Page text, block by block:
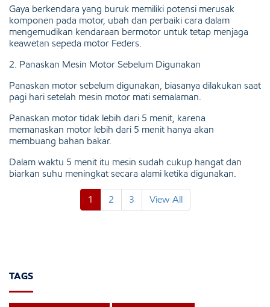
Gaya berkendara yang buruk memiliki potensi merusak
komponen pada motor, ubah dan perbaiki cara dalam
mengemudikan kendaraan bermotor untuk tetap menjaga
keawetan sepeda motor Feders.
2. Panaskan Mesin Motor Sebelum Digunakan
Panaskan motor sebelum digunakan, biasanya dilakukan saat
pagi hari setelah mesin motor mati semalaman.
Panaskan motor tidak lebih dari 5 menit, karena
memanaskan motor lebih dari 5 menit hanya akan
membuang bahan bakar.
Dalam waktu 5 menit itu mesin sudah cukup hangat dan
biarkan suhu meningkat secara alami ketika digunakan.
1 2 3 View All
TAGS